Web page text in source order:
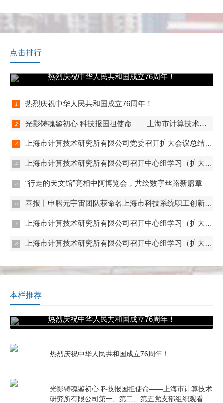
主任吴红金、研发中心副主
任洪镇洲，森松集团副总经
点击排行
热烈庆祝中华人民共和国成立76周年！
热烈庆祝中华人民共和国成立76周年！
光影铸魂鉴初心 科技报国担使命——上海市计算技术研究所有限公司第一、第二、第五党支部组织观看电影《731》
上海市计算技术研究所有限公司党委召开扩大会议总结学习教育
上海市计算技术研究所有限公司召开中心组学习（扩大）会——组织观看抗战胜利80周年阅兵
“行走的天文馆”亮相中阿博览会，共绘数字丝路新篇章
喜报丨申腾元宇宙团队获命名上海市科技系统职工创新工作室
上海市计算技术研究所有限公司召开中心组学习（扩大）会——专题学习内控管理
上海市计算技术研究所有限公司召开中心组学习（扩大）会——专题学习数据流通与数据合规 数据产权与公共数据授权运营
本栏推荐
热烈庆祝中华人民共和国成立76周年！
热烈庆祝中华人民共和国成立76周年！
光影铸魂鉴初心 科技报国担使命——上海市计算技术
研究所有限公司第一、第二、第五党支部组织观看电